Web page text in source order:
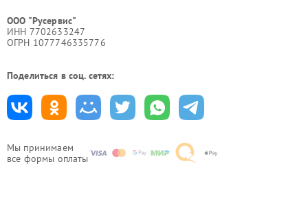
Мы принимаем
все формы оплаты
ООО "Русервис"
ИНН 7702633247
ОГРН 1077746335776
Поделиться в соц. сетях: